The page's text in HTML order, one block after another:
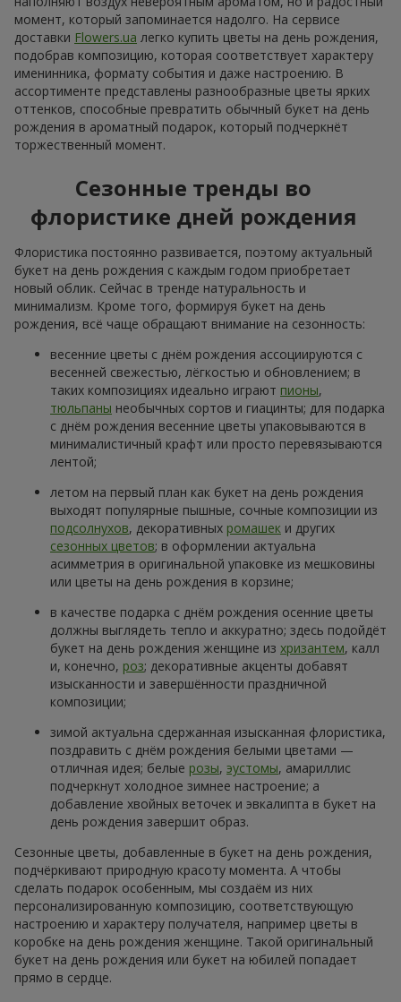
момент, который запоминается надолго. На сервисе
доставки Flowers.ua легко купить цветы на день рождения,
подобрав композицию, которая соответствует характеру
именинника, формату события и даже настроению. В
ассортименте представлены разнообразные цветы ярких
оттенков, способные превратить обычный букет на день
рождения в ароматный подарок, который подчеркнёт
торжественный момент.
Сезонные тренды во
флористике дней рождения
Флористика постоянно развивается, поэтому актуальный
букет на день рождения с каждым годом приобретает
новый облик. Сейчас в тренде натуральность и
минимализм. Кроме того, формируя букет на день
рождения, всё чаще обращают внимание на сезонность:
весенние цветы с днём рождения ассоциируются с
весенней свежестью, лёгкостью и обновлением; в
таких композициях идеально играют пионы,
тюльпаны необычных сортов и гиацинты; для подарка
с днём рождения весенние цветы упаковываются в
минималистичный крафт или просто перевязываются
лентой;
летом на первый план как букет на день рождения
выходят популярные пышные, сочные композиции из
подсолнухов, декоративных ромашек и других
сезонных цветов; в оформлении актуальна
асимметрия в оригинальной упаковке из мешковины
или цветы на день рождения в корзине;
в качестве подарка с днём рождения осенние цветы
должны выглядеть тепло и аккуратно; здесь подойдёт
букет на день рождения женщине из хризантем, калл
и, конечно, роз; декоративные акценты добавят
изысканности и завершённости праздничной
композиции;
зимой актуальна сдержанная изысканная флористика,
поздравить с днём рождения белыми цветами —
отличная идея; белые розы, эустомы, амариллис
подчеркнут холодное зимнее настроение; а
добавление хвойных веточек и эвкалипта в букет на
день рождения завершит образ.
Сезонные цветы, добавленные в букет на день рождения,
подчёркивают природную красоту момента. А чтобы
сделать подарок особенным, мы создаём из них
персонализированную композицию, соответствующую
настроению и характеру получателя, например цветы в
коробке на день рождения женщине. Такой оригинальный
букет на день рождения или букет на юбилей попадает
прямо в сердце.